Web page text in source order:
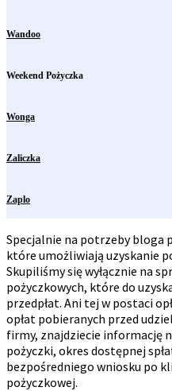
Wandoo
Weekend Pożyczka
Wonga
Zaliczka
Zaplo
Specjalnie na potrzeby
które umożliwiają uzyskanie
Skupiliśmy się wyłącznie na
pożyczkowych, które do
przedpłat. Ani tej w postaci
opłat pobieranych przed
firmy, znajdziecie informację
pożyczki, okres dostępnej
bezpośredniego wniosku po
pożyczkowej.